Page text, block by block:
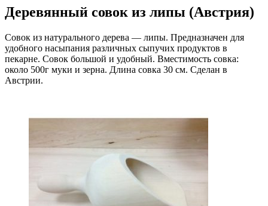
Деревянный совок из липы (Австрия)
Cовок из натурального дерева — липы. Предназначен для
удобного насыпания различных сыпучих продуктов в
пекарне. Совок большой и удобный. Вместимость совка:
около 500г муки и зерна. Длина совка 30 см. Сделан в
Австрии.